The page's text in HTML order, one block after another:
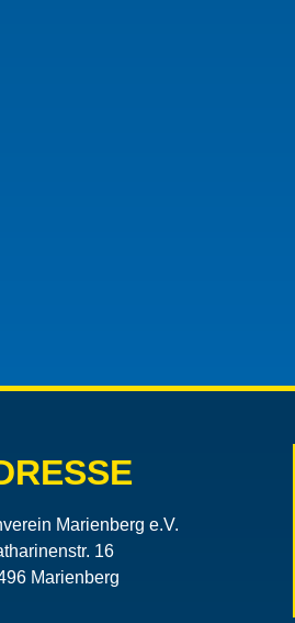
Marienberg e.V.
16
Marienberg